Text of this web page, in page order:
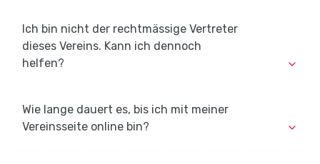
Ich bin nicht der rechtmässige Vertreter
dieses Vereins. Kann ich dennoch
helfen?
Wie lange dauert es, bis ich mit meiner
Vereinsseite online bin?